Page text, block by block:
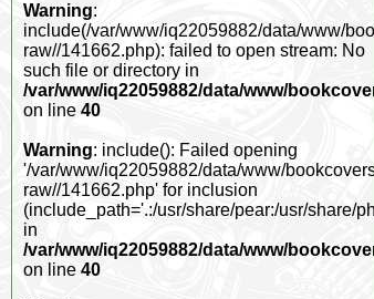
Warning:
include(/var/www/iq22059882/data/www/
raw//141662.php): failed to open stream: No
such file or directory in
/var/www/iq22059882/data/www/
on line 40
Warning: include(): Failed opening
'/var/www/iq22059882/data/www/
raw//141662.php' for inclusion
(include_path='.:/usr/share/pear:/usr/share/
in
/var/www/iq22059882/data/www/
on line 40